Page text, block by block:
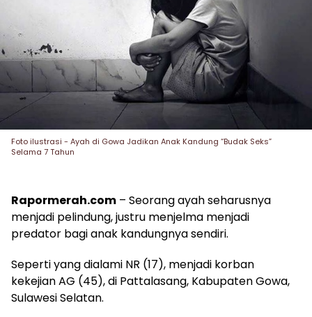
Foto ilustrasi - Ayah di Gowa Jadikan Anak Kandung “Budak Seks”
Selama 7 Tahun
Rapormerah.com – Seorang ayah seharusnya
menjadi pelindung, justru menjelma menjadi
predator bagi anak kandungnya sendiri.
Seperti yang dialami NR (17), menjadi korban
kekejian AG (45), di Pattalasang, Kabupaten Gowa,
Sulawesi Selatan.